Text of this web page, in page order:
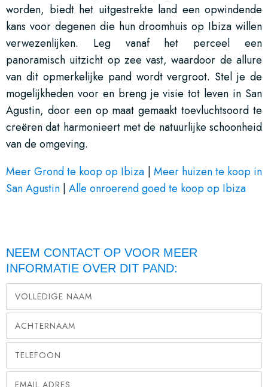
worden, biedt het uitgestrekte land een opwindende
kans voor degenen die hun droomhuis op Ibiza willen
verwezenlijken. Leg vanaf het perceel een
panoramisch uitzicht op zee vast, waardoor de allure
van dit opmerkelijke pand wordt vergroot. Stel je de
mogelijkheden voor en breng je visie tot leven in San
Agustin, door een op maat gemaakt toevluchtsoord te
creëren dat harmonieert met de natuurlijke schoonheid
van de omgeving.
Meer Grond te koop op Ibiza | Meer huizen te koop in
San Agustin | Alle onroerend goed te koop op Ibiza
NEEM CONTACT OP VOOR MEER
INFORMATIE OVER DIT PAND: